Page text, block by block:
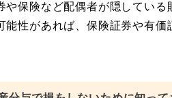
保険など配偶者が隠してい
性があれば、保険証券や有